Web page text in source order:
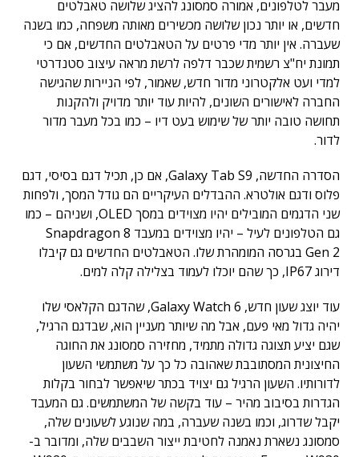
מעבר לטלפונים, אמורה סמסונג להציג שלושה טאבלטים
חדשים, או יותר נכון שלושה מכשירים מאותה משפחה, כמו בשנה
שעברה. אין יותר מדי פרטים על הטאבלטים החדשים, אם כי
תמונת יח"צ רשמית שכבר דלפה לרשת מראה עיצוב סטנדרטי
למדי ועט אלקטרוני מדור חדש, שאמור, לפי הניירות שהגישה
החברה לאישורים השונים, להיות עוד יותר מדויק ולהקנות
תחושה טובה יותר של שימוש בעט דיו – כמו בכל מעבר מדור
לדור.
הסדרה החדשה, Galaxy Tab S9, אם כן, תכיל דגם בסיסי, דגם
פלוס ודגם אולטרא. ההבדלים העיקריים הם גודל המסך, ולפחות
שני הדגמים המובילים יהיו מצוידים במסך OLED, ושניהם – כמו
גם הטלפונים לעיל – יהיו מצוידים במעבד Snapdragon 8
Gen 2 בגרסה המומהרת שלו. הטאבלטים החדשים גם קיבלו
דירוג IP67, כך שהם יוכלו לעמוד בצלילה קלה למים.
עוד יוצג שעון חדש, Galaxy Watch 6, שהדגם הקלאסי שלו
יהיה גדול מאי פעם, אבל מה שיותר מעניין הוא, שבדגם הרגיל,
שגם יציע תצוגה גדולה מתמיד, מחזירה סמסונג את החוגה
החיצונית המסתובבת שאהובה כל כך על משתמשי השעון
לדורותיו. השעון הרגיל גם יצויד בכתר שיאפשר לבחור בקלות
הגדרות בסיבוב מהיר – עוד בקשה של המשתמשים. גם המעבד
יקבל שדרוג, וכמו בשנה שעברה, במה שנוגע לשעונים שלה,
סמסונג נשארת נאמנה לחטיבת ייצור השבבים שלה, ומדובר ב-